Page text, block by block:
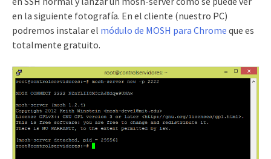
en la siguiente fotografía. En el cliente (nuestro PC)
podremos instalar el módulo de MOSH para Chrome que es
totalmente gratuito.